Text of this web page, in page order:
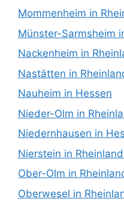
Mommenheim in
Münster-Sarmsheim
Nackenheim in
Nastätten in
Nauheim in Hessen
Nieder-Olm in
Niedernhausen in
Nierstein in
Ober-Olm in
Oberwesel in